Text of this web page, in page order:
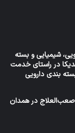
شیمیایی و بسته
در راستای خدمت
بندی دارویی
صعب‌العلاج در همدان